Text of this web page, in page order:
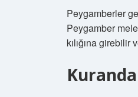
Peygamberler
Peygamber
kılığına